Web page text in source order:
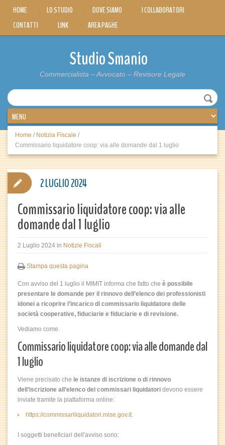
HOME LO STUDIO DOVE SIAMO
I COLLABORATORI
CONTATTI
LINK AREA PAGHE
Studio Smanio
Commercialista – Avvocato – Revisore Legale
Home / Notizia Fiscale /
Commissario liquidatore coop: via alle domande dal 1 luglio
Commissario liquidatore coop: via alle
domande dal 1 luglio
2 Luglio 2024 in Notizie Fiscali
Stampa questa pagina
Con avviso del 1 luglio il MIMIT informa che fatto che è possibile
presentare le domande per il rinnovo dell’elenco dei professionisti
idonei a ricoprire l’incarico di commissario liquidatore delle
società cooperative, fiduciarie e fiduciarie e di revisione.
Vediamo come.
Commissario liquidatore coop: via alle domande dal
1 luglio
Viene precisato che le istanze di iscrizione o di rinnovo
dell’iscrizione all’elenco dei commissari liquidatori devono essere
inviate tramite la piattaforma online:
https://commissariliquidatori.mise.gov.it.
I soggetti beneficiari dell'avviso sono:
2 LUGLIO 2024